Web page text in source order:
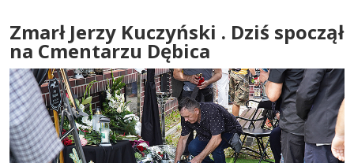
Zmarł Jerzy Kuczyński . Dziś spoczął
na Cmentarzu Dębica